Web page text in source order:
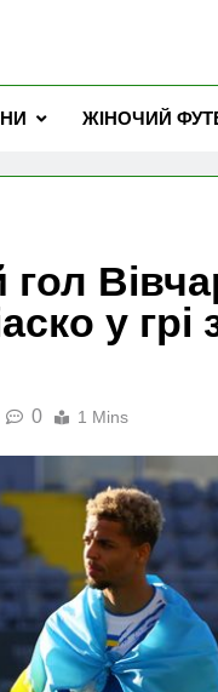
ЖІНОЧИЙ
у грі
0 1 Mins